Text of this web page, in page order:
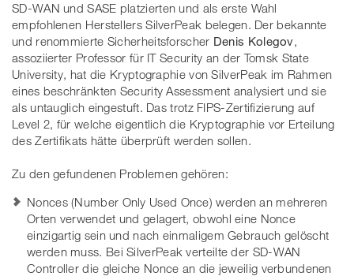
SD-WAN und SASE platzierten und als erste Wahl
empfohlenen Herstellers SilverPeak belegen. Der bekannte
und renommierte Sicherheitsforscher Denis Kolegov,
assoziierter Professor für IT Security an der Tomsk State
University, hat die Kryptographie von SilverPeak im Rahmen
eines beschränkten Security Assessment analysiert und sie
als untauglich eingestuft. Das trotz FIPS-Zertifizierung auf
Level 2, für welche eigentlich die Kryptographie vor Erteilung
des Zertifikats hätte überprüft werden sollen.
Zu den gefundenen Problemen gehören:
Nonces (Number Only Used Once) werden an mehreren
Orten verwendet und gelagert, obwohl eine Nonce
einzigartig sein und nach einmaligem Gebrauch gelöscht
werden muss. Bei SilverPeak verteilte der SD-WAN
Controller die gleiche Nonce an die jeweilig verbundenen